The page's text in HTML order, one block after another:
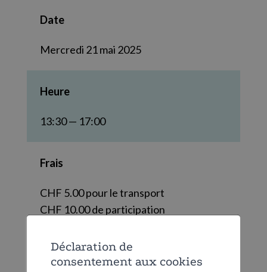
Date
Mercredi 21 mai 2025
Heure
13:30 — 17:00
Frais
CHF 5.00 pour le transport
CHF 10.00 de participation
Déclaration de
consentement aux cookies